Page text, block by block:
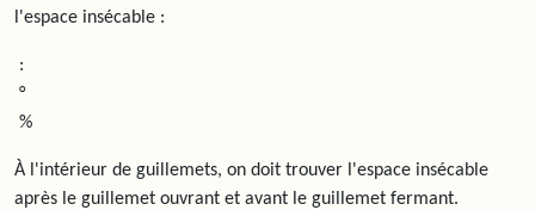
l'espace insécable :
:
°
%
À l'intérieur de guillemets, on doit trouver l'espace insécable
après le guillemet ouvrant et avant le guillemet fermant.